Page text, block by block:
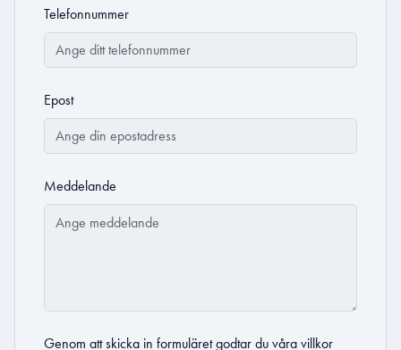
Telefonnummer
Epost
Meddelande
Genom att skicka in formuläret godtar du våra villkor